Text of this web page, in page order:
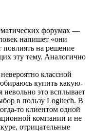
форумах —
напишет «они
повлиять на решение
эту тему. Аналогично
классной
купить какую-
это всплывает
в пользу Logitech. В
то клиентом одной
компании и не
отрицательные